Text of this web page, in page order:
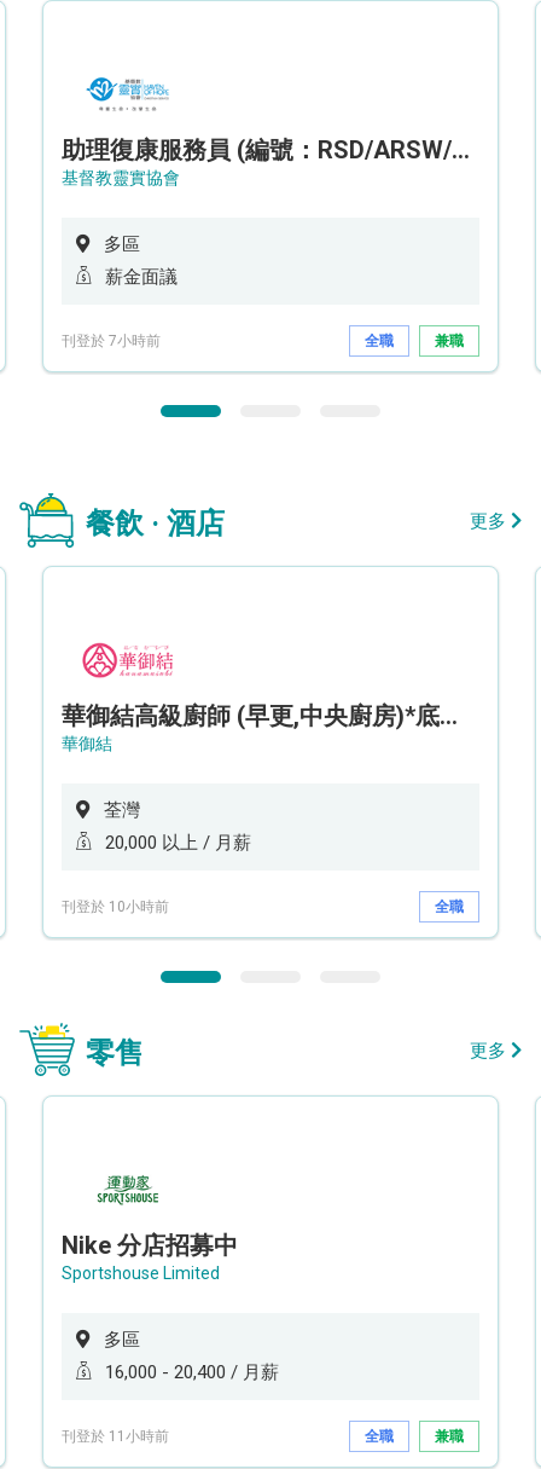
助理復康服務員 (編號：RSD/ARSW/CTE)
基督教靈實協會
多區
薪金面議
刊登於 7小時前 全職 兼職
餐飲 · 酒店 更多
華御結高級廚師 (早更,中央廚房)*底薪可達20k* (5天工作週)
華御結
荃灣
20,000 以上 / 月薪
刊登於 10小時前 全職
零售 更多
Nike 分店招募中
Sportshouse Limited
多區
16,000 - 20,400 / 月薪
刊登於 11小時前 全職 兼職